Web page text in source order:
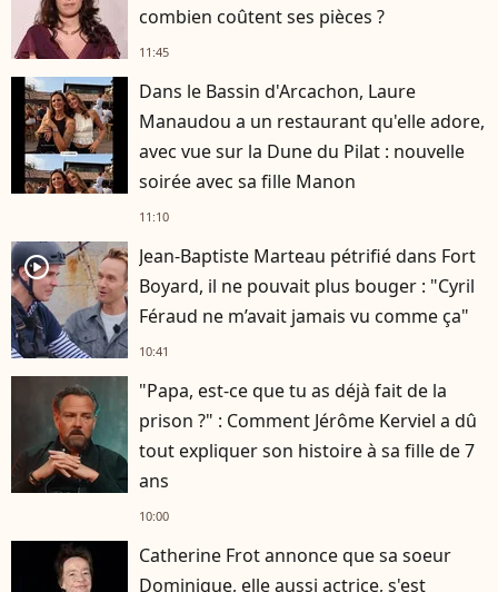
combien coûtent ses pièces ?
11:45
Dans le Bassin d'Arcachon, Laure
Manaudou a un restaurant qu'elle adore,
avec vue sur la Dune du Pilat : nouvelle
soirée avec sa fille Manon
11:10
player2
Jean-Baptiste Marteau pétrifié dans Fort
Boyard, il ne pouvait plus bouger : "Cyril
Féraud ne m’avait jamais vu comme ça"
10:41
"Papa, est-ce que tu as déjà fait de la
prison ?" : Comment Jérôme Kerviel a dû
tout expliquer son histoire à sa fille de 7
ans
10:00
Catherine Frot annonce que sa soeur
Dominique, elle aussi actrice, s'est